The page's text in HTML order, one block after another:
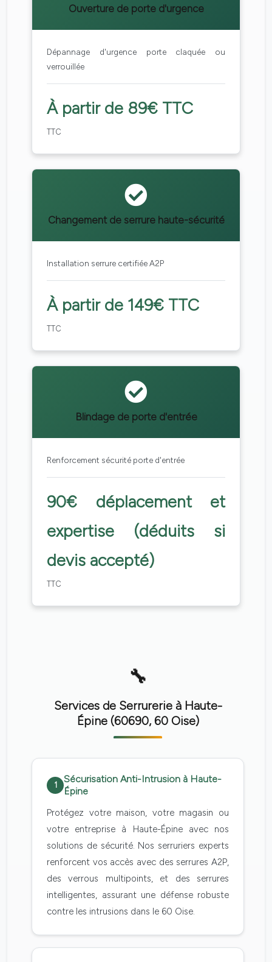
Ouverture de porte d'urgence
Dépannage d'urgence porte claquée ou
verrouillée
À partir de 89€ TTC
TTC
Changement de serrure haute-sécurité
Installation serrure certifiée A2P
À partir de 149€ TTC
TTC
Blindage de porte d'entrée
Renforcement sécurité porte d'entrée
90€ déplacement et
expertise (déduits si
devis accepté)
TTC
Services de Serrurerie à Haute-
Épine (60690, 60 Oise)
1
Sécurisation Anti-Intrusion à Haute-
Épine
Protégez votre maison, votre magasin ou
votre entreprise à Haute-Épine avec nos
solutions de sécurité. Nos serruriers experts
renforcent vos accès avec des serrures A2P,
des verrous multipoints, et des serrures
intelligentes, assurant une défense robuste
contre les intrusions dans le 60 Oise.